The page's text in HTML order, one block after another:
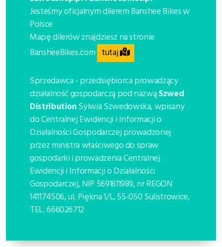
Jesteśmy oficjalnym dilerem Banshee Bikes w
Polsce
Mapę dilerów znajdziesz na stronie
BansheeBikes.com tutaj
Sprzedawca - przedsiębiorca prowadzący
działalność gospodarczą pod nazwąSzwed
DistributionSylwia Szwedowska, wpisany
do Centralnej Ewidencji i Informacji o
Działalności Gospodarczej prowadzonej
przez ministra właściwego do spraw
gospodarki i prowadzenia Centralnej
Ewidencji i Informacji o Działalności
Gospodarczej, NIP 5691611989, nr REGON
141174506, ul. Piękna 1/L, 55-050 Sulistrowice,
TEL. 666026712
PARADOX V3
ENIGMA
Zapytanie o dostępność
Formularz zamówienia